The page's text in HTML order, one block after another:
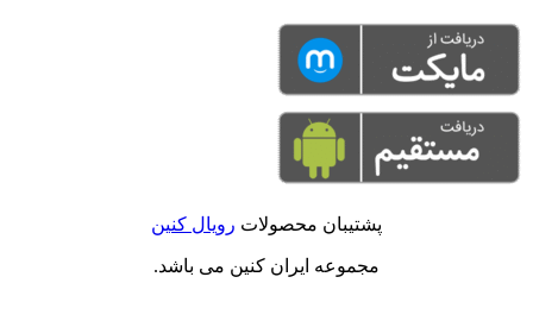
پشتیبان محصولات رویال کنین
مجموعه ایران کنین می باشد.